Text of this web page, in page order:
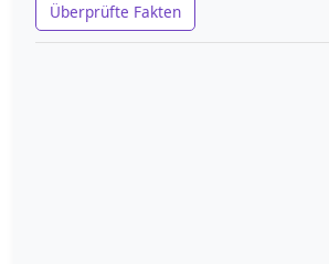
Überprüfte Fakten